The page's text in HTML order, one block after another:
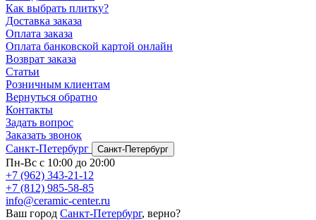
Как выбрать плитку?
Доставка заказа
Оплата заказа
Оплата банковской картой онлайн
Возврат заказа
Статьи
Розничным клиентам
Вернуться обратно
Контакты
Задать вопрос
Заказать звонок
Санкт-Петербург
Санкт-Петербург
Пн-Вс с 10:00 до 20:00
+7 (962) 343-21-12
+7 (812) 985-58-85
info@ceramic-center.ru
Ваш город Санкт-Петербург, верно?